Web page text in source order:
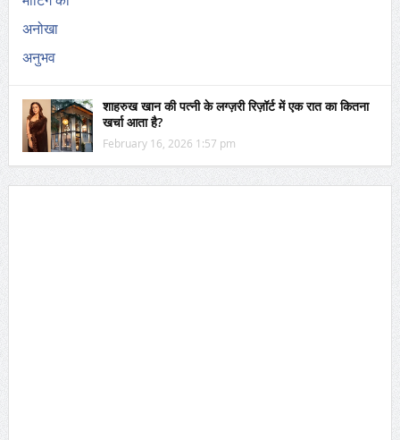
शाहरुख खान की पत्नी के लग्ज़री रिज़ॉर्ट में एक रात का कितना
खर्चा आता है?
February 16, 2026 1:57 pm